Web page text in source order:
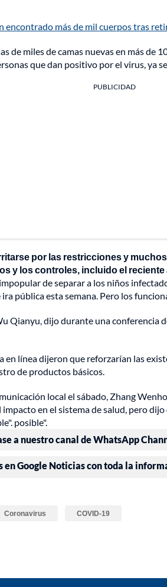
encontrado más de mil cuerpos tras
de miles de camas nuevas en más de
que dan positivo por el virus, ya
PUBLICIDAD
por las restricciones y
y los controles, incluido el
de separar a los niños
pública esta semana. Pero los
Qianyu, dijo durante una conferencia
en línea dijeron que reforzarían las
de productos básicos.
local el sábado, Zhang
en el sistema de salud, pero
posible".
a nuestro canal de WhatsApp
en Google Noticias con toda la
Coronavirus COVID-19